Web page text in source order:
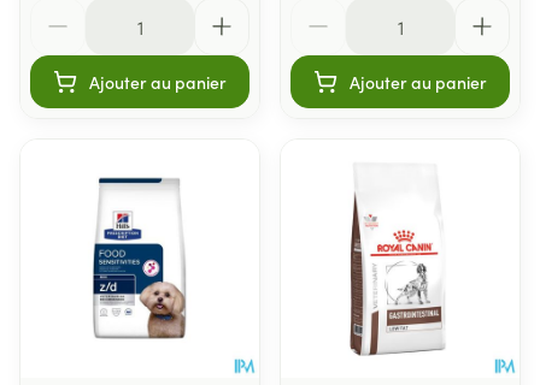
Ajouter au panier Ajouter au panier